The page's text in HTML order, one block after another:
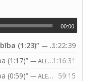
00:00
(1:23)” — ALEKSANDRS BITE 1:22:39
(1:17)” — ALEKSANDRS BITE 1:16:31
(0:59)” — ALEKSANDRS BITE
59:15